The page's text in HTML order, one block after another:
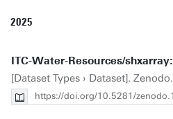
2025
ITC-Water-Resources/
[Dataset Types › Dataset]. Zenodo.
https://doi.org/10.5281/